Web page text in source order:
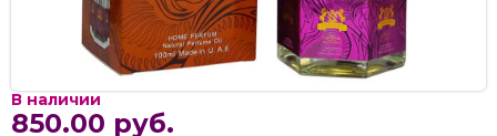
В наличии
850.00 руб.